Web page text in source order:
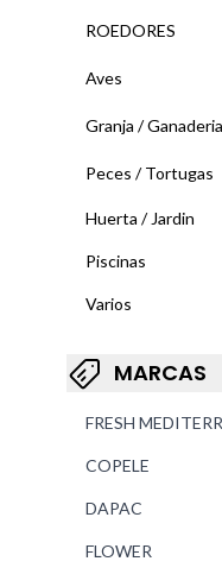
ROEDORES
Aves
Granja / Ganaderia
Peces / Tortugas
Huerta / Jardin
Piscinas
Varios
MARCAS
FRESH
COPELE
DAPAC
FLOWER